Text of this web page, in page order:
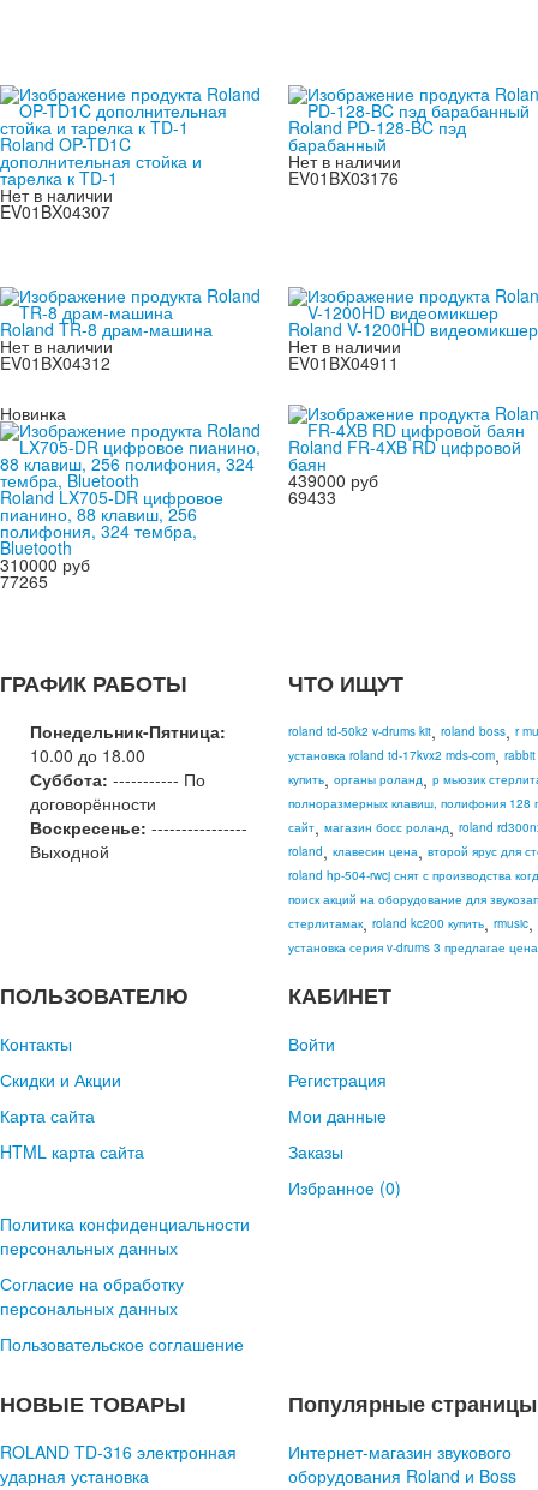
Roland OP-TD1C
дополнительная стойка и
тарелка к TD-1
Нет в наличии
EV01BX04307
Roland PD-128-BC пэд
барабанный
Нет в наличии
EV01BX03176
Roland TR-8 драм-машина
Нет в наличии
EV01BX04312
Roland V-1200HD видеомикшер
Нет в наличии
EV01BX04911
Новинка
Roland LX705-DR цифровое
пианино, 88 клавиш, 256
полифония, 324 тембра,
Bluetooth
310000 руб
77265
Roland FR-4XB RD цифровой
баян
439000 руб
69433
ГРАФИК РАБОТЫ
Понедельник-Пятница:
10.00 до 18.00
Суббота: ----------- По
договорённости
Воскресенье: ----------------
Выходной
ЧТО ИЩУТ
roland td-50k2 v-drums kit, roland boss, r
установка roland td-17kvx2 mds-com, rabbit
купить, органы роланд, р мьюзик
полноразмерных клавиш, полифония 128
сайт, магазин босс роланд, roland
roland, клавесин цена, второй ярус для
roland hp-504-rwcj снят с производства
поиск акций на оборудование для
стерлитамак, roland kc200 купить, rmusic,
установка серия v-drums 3 предлагае цена
ПОЛЬЗОВАТЕЛЮ
Контакты
Скидки и Акции
Карта сайта
HTML карта сайта
Политика конфиденциальности
персональных данных
Согласие на обработку
персональных данных
Пользовательское соглашение
КАБИНЕТ
Войти
Регистрация
Мои данные
Заказы
Избранное (0)
НОВЫЕ ТОВАРЫ
ROLAND TD-316 электронная
ударная установка
Популярные страницы
Интернет-магазин звукового
оборудования Roland и Boss